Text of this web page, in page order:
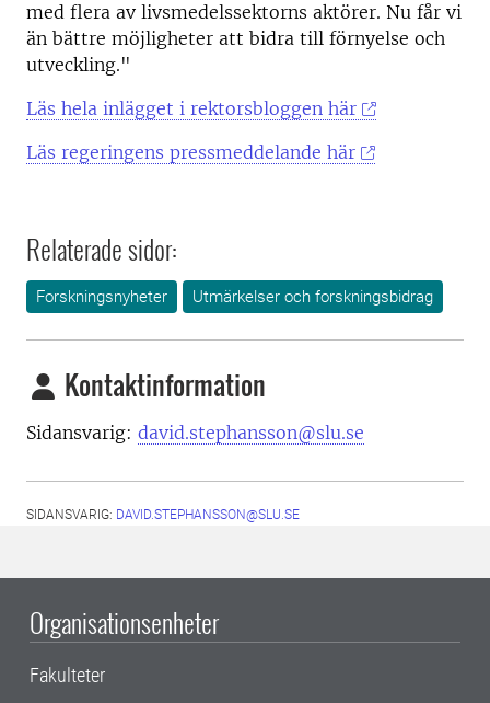
med flera av livsmedelssektorns aktörer. Nu får vi
än bättre möjligheter att bidra till förnyelse och
utveckling."
Läs hela inlägget i rektorsbloggen här
Läs regeringens pressmeddelande här
Relaterade sidor:
Forskningsnyheter Utmärkelser och forskningsbidrag
Kontaktinformation
Sidansvarig: david.stephansson@slu.se
SIDANSVARIG: DAVID.STEPHANSSON@SLU.SE
Organisationsenheter
Fakulteter